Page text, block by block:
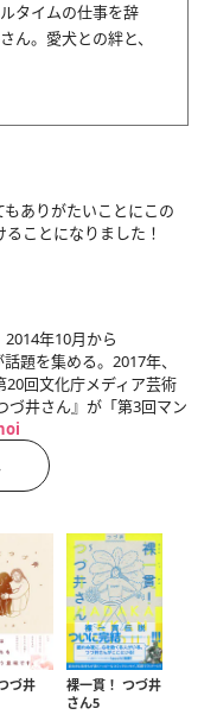
タイムの仕事を辞
ん。愛犬との絆と、
ありがたいことにこの
ることになりました！
年10月から
題を集める。2017年、
回文化庁メディア芸術
づ井さん』が「第3回マン
づ井
裸一貫！ つづ井
さん5